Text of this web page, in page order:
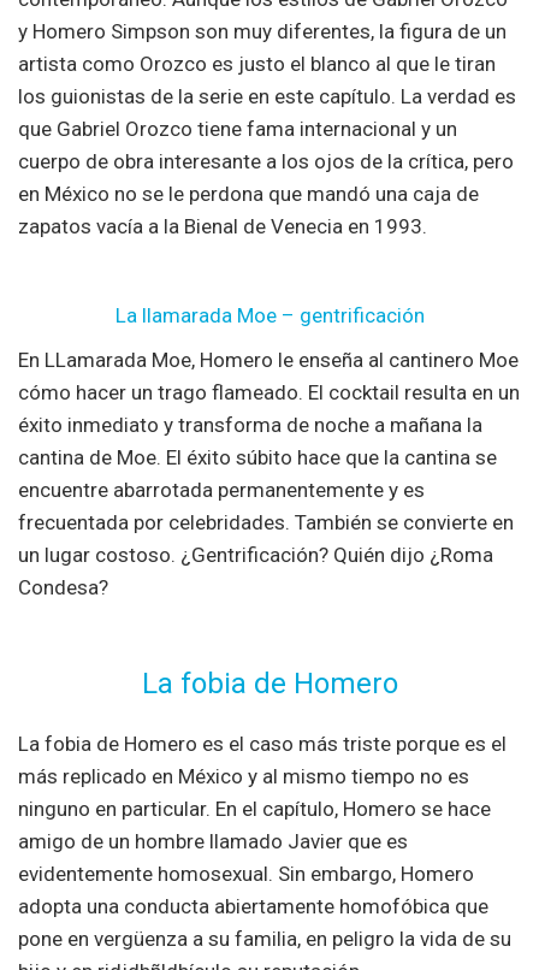
y Homero Simpson son muy diferentes, la figura de un
artista como Orozco es justo el blanco al que le tiran
los guionistas de la serie en este capítulo. La verdad es
que Gabriel Orozco tiene fama internacional y un
cuerpo de obra interesante a los ojos de la crítica, pero
en México no se le perdona que mandó una caja de
zapatos vacía a la Bienal de Venecia en 1993.
La llamarada Moe – gentrificación
En LLamarada Moe, Homero le enseña al cantinero Moe
cómo hacer un trago flameado. El cocktail resulta en un
éxito inmediato y transforma de noche a mañana la
cantina de Moe. El éxito súbito hace que la cantina se
encuentre abarrotada permanentemente y es
frecuentada por celebridades. También se convierte en
un lugar costoso. ¿Gentrificación? Quién dijo ¿Roma
Condesa?
La fobia de Homero
La fobia de Homero es el caso más triste porque es el
más replicado en México y al mismo tiempo no es
ninguno en particular. En el capítulo, Homero se hace
amigo de un hombre llamado Javier que es
evidentemente homosexual. Sin embargo, Homero
adopta una conducta abiertamente homofóbica que
pone en vergüenza a su familia, en peligro la vida de su